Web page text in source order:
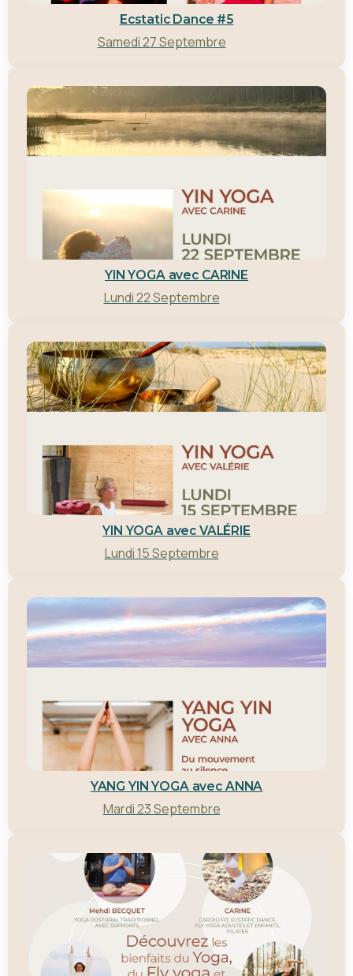
Ecstatic Dance #5
Samedi 27 Septembre
YIN YOGA avec CARINE
Lundi 22 Septembre
YIN YOGA avec VALÉRIE
Lundi 15 Septembre
YANG YIN YOGA avec ANNA
Mardi 23 Septembre